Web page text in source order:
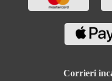
Corrieri